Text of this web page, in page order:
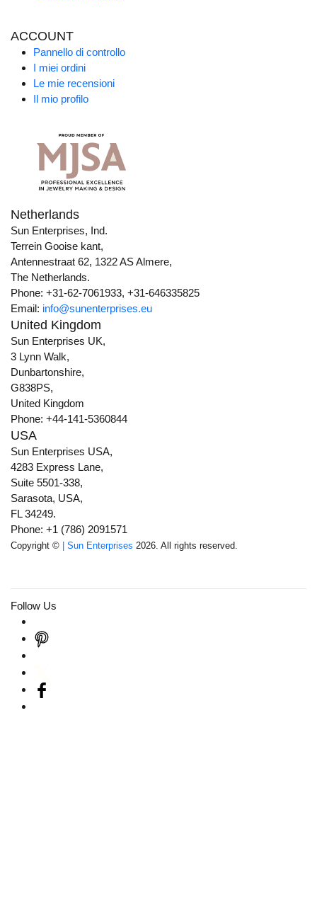
ACCOUNT
Pannello di controllo
I miei ordini
Le mie recensioni
Il mio profilo
Netherlands
Sun Enterprises, Ind.
Terrein Gooise kant,
Antennestraat 62, 1322 AS Almere,
The Netherlands.
Phone: +31-62-7061933, +31-646335825
Email: info@sunenterprises.eu
United Kingdom
Sun Enterprises UK,
3 Lynn Walk,
Dunbartonshire,
G838PS,
United Kingdom
Phone: +44-141-5360844
USA
Sun Enterprises USA,
4283 Express Lane,
Suite 5501-338,
Sarasota, USA,
FL 34249.
Phone: +1 (786) 2091571
Copyright © | Sun Enterprises 2026. All rights reserved.
Follow Us